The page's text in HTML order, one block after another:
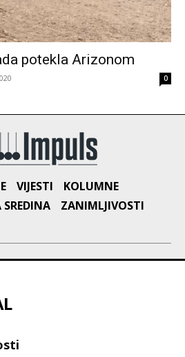
potekla Arizonom
0
VIJESTI
KOLUMNE
ZANIMLJIVOSTI